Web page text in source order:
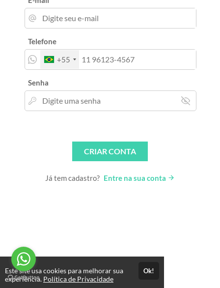
Telefone
+55
Senha
CRIAR CONTA
Já tem cadastro? Entre na sua conta
Este site usa cookies para melhorar sua
experiência. Política de Privacidade
Ok!